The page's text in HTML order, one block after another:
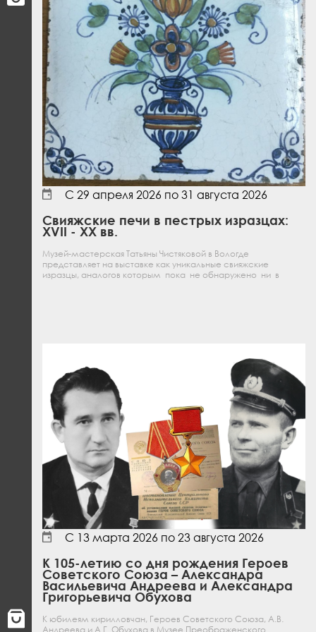
С 29 апреля 2026 по 31 августа 2026
Свияжские печи в пестрых изразцах:
XVII - XX вв.
Музей-мастерская Татьяны Чистяковой в Вологде
представляет на выставке как уникальные свияжские
изразцы, аналогов которым пока не обнаружено ни в
С 13 марта 2026 по 23 августа 2026
К 105-летию со дня рождения Героев
Советского Союза – Александра
Васильевича Андреева и Александра
Григорьевича Обухова
К юбилеям кирилловчан, Героев Советского Союза, А.В.
Андреева и А.Г. Обухова в Музее Преображенского